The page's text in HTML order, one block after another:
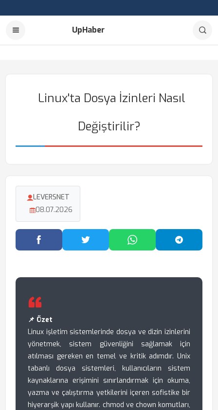
UpHaber
Linux'ta Dosya İzinleri Nasıl
Değiştirilir?
LEVERSNET
08.07.2026
Facebook'ta PaylaşTwitter'da PaylaşWhatsApp'ta Paylaş
📌 Özet
Linux işletim sistemlerinde dosya ve dizin izinlerini
yönetmek, sistem güvenliğini sağlamak için
atılması gereken en temel ve kritik adımdır. Unix
tabanlı dosya sistemleri, kullanıcıların sistem
kaynaklarına erişimini sınırlandırmak için okuma,
yazma ve çalıştırma yetkilerini içeren sofistike bir
hiyerarşik yapı kullanır. chmod ve chown komutları,